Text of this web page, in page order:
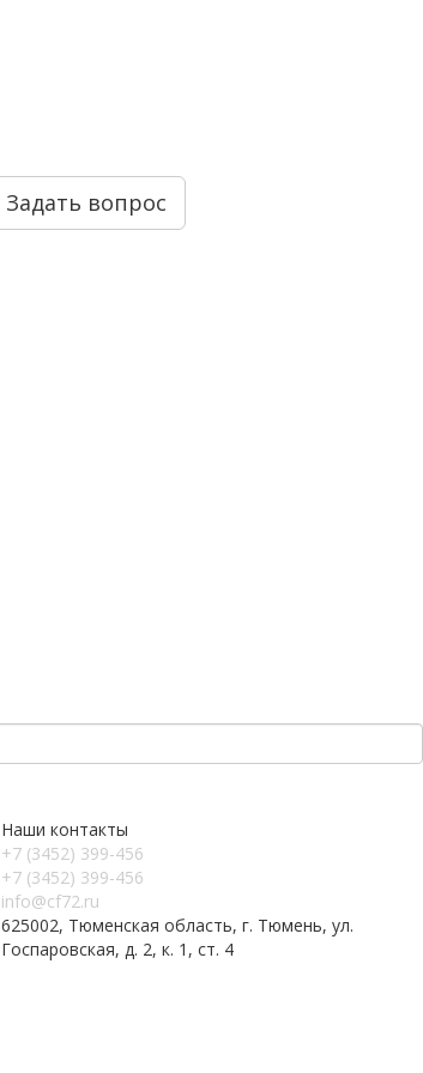
Задать вопрос
Наши контакты
+7 (3452) 399-456
+7 (3452) 399-456
info@cf72.ru
625002, Тюменская область, г. Тюмень, ул.
Госпаровская, д. 2, к. 1, ст. 4